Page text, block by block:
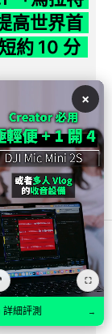
高世界首
約 10 分
克的詛咒」將
」、地城「毒牙
×
⛶
詳細評測 →